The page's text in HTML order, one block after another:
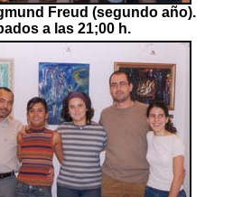
Freud (segundo año).
a las 21;00 h.